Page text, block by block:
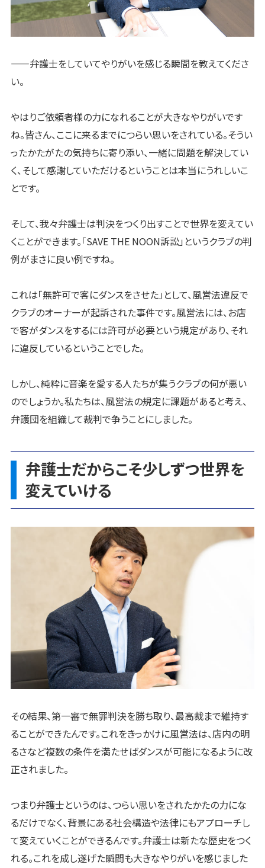
——弁護士をしていてやりがいを感じる瞬間を教えてくださ
い。
やはりご依頼者様の力になれることが大きなやりがいです
ね。皆さん、ここに来るまでにつらい思いをされている。そうい
ったかたがたの気持ちに寄り添い、一緒に問題を解決してい
く、そして感謝していただけるということは本当にうれしいこ
とです。
そして、我々弁護士は判決をつくり出すことで世界を変えてい
くことができます。「SAVE THE NOON訴訟」というクラブの判
例がまさに良い例ですね。
これは「無許可で客にダンスをさせた」として、風営法違反で
クラブのオーナーが起訴された事件です。風営法には、お店
で客がダンスをするには許可が必要という規定があり、それ
に違反しているということでした。
しかし、純粋に音楽を愛する人たちが集うクラブの何が悪い
のでしょうか。私たちは、風営法の規定に課題があると考え、
弁護団を組織して裁判で争うことにしました。
弁護士だからこそ少しずつ世界を
変えていける
その結果、第一審で無罪判決を勝ち取り、最高裁まで維持す
ることができたんです。これをきっかけに風営法は、店内の明
るさなど複数の条件を満たせばダンスが可能になるように改
正されました。
つまり弁護士というのは、つらい思いをされたかたの力にな
るだけでなく、背景にある社会構造や法律にもアプローチし
て変えていくことができるんです。弁護士は新たな歴史をつく
れる。これを成し遂げた瞬間も大きなやりがいを感じました